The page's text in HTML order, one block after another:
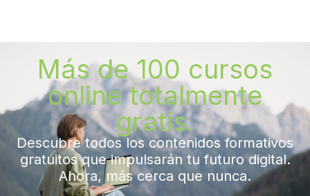
Más de 100 cursos
online totalmente
gratis.
Descubre todos los contenidos formativos
gratuitos que impulsarán tu futuro digital.
Ahora, más cerca que nunca.